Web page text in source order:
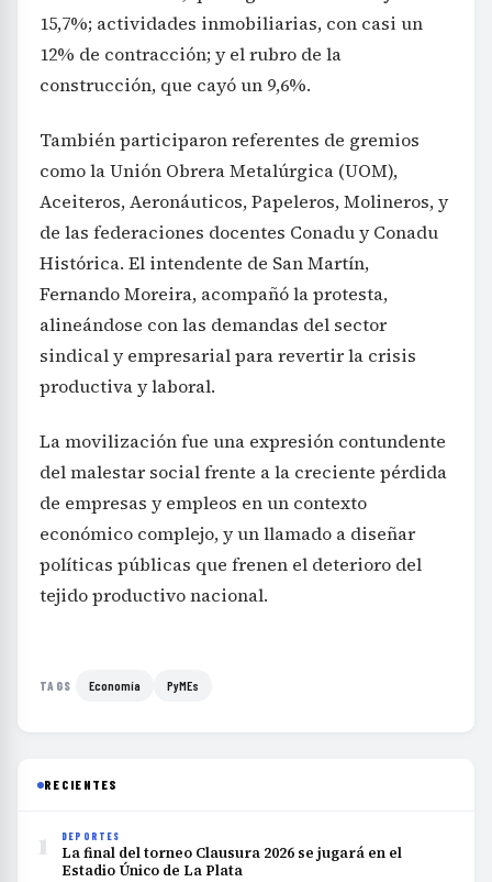
15,7%; actividades inmobiliarias, con casi un
12% de contracción; y el rubro de la
construcción, que cayó un 9,6%.
También participaron referentes de gremios
como la Unión Obrera Metalúrgica (UOM),
Aceiteros, Aeronáuticos, Papeleros, Molineros, y
de las federaciones docentes Conadu y Conadu
Histórica. El intendente de San Martín,
Fernando Moreira, acompañó la protesta,
alineándose con las demandas del sector
sindical y empresarial para revertir la crisis
productiva y laboral.
La movilización fue una expresión contundente
del malestar social frente a la creciente pérdida
de empresas y empleos en un contexto
económico complejo, y un llamado a diseñar
políticas públicas que frenen el deterioro del
tejido productivo nacional.
TAGS Economía PyMEs
RECIENTES
1 DEPORTES
La final del torneo Clausura 2026 se jugará en el
Estadio Único de La Plata